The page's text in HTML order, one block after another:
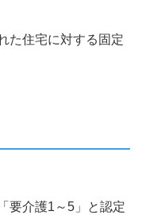
た住宅に対する固定
要介護1～5」と認定